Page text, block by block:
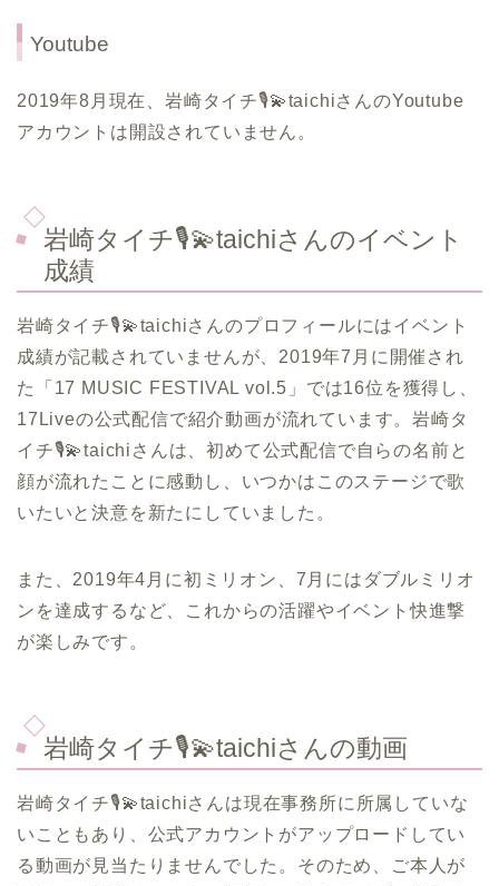
Youtube
2019年8月現在、岩崎タイチ🎙️💫taichiさんのYoutube
アカウントは開設されていません。
岩崎タイチ🎙️💫taichiさんのイベント
成績
岩崎タイチ🎙️💫taichiさんのプロフィールにはイベント
成績が記載されていませんが、2019年7月に開催され
た「17 MUSIC FESTIVAL vol.5」では16位を獲得し、
17Liveの公式配信で紹介動画が流れています。岩崎タ
イチ🎙️💫taichiさんは、初めて公式配信で自らの名前と
顔が流れたことに感動し、いつかはこのステージで歌
いたいと決意を新たにしていました。
また、2019年4月に初ミリオン、7月にはダブルミリオ
ンを達成するなど、これからの活躍やイベント快進撃
が楽しみです。
岩崎タイチ🎙️💫taichiさんの動画
岩崎タイチ🎙️💫taichiさんは現在事務所に所属していな
いこともあり、公式アカウントがアップロードしてい
る動画が見当たりませんでした。そのため、ご本人が